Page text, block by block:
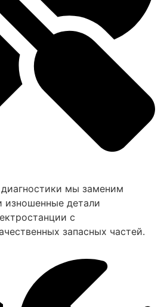
мы заменим
изношенные детали
с
запасных частей.